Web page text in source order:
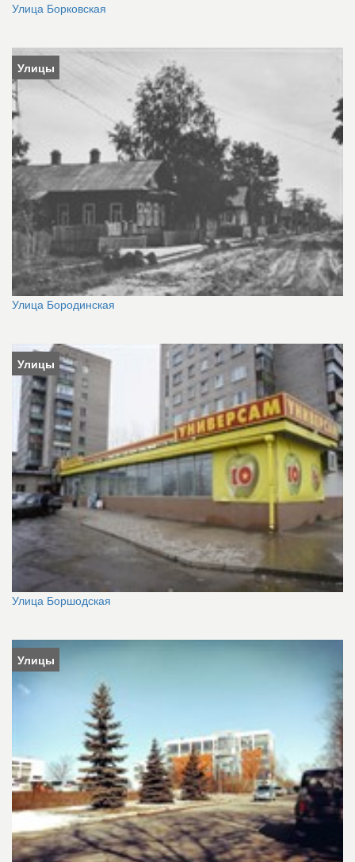
Улица Борковская
Улицы
Улица Бородинская
Улицы
Улица Боршодская
Улицы